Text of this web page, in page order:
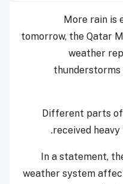
More rain is
tomorrow, the Qatar
weather
thunderstorms
Different parts
received
In a statement,
weather system